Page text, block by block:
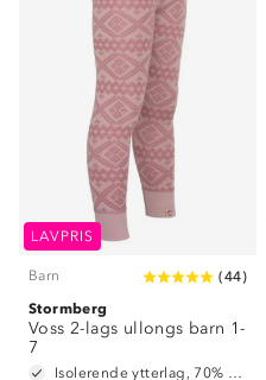
LAVPRIS
Barn (44)
Stormberg
Voss 2-lags ullongs barn 1-
7
Isolerende ytterlag, 70% merinoull / 30% polyester